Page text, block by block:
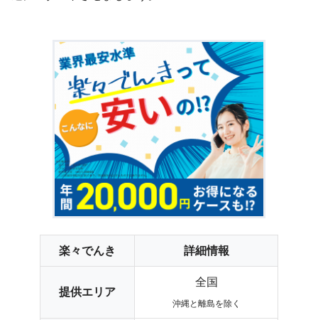
楽々でんき 詳細情報
提供エリア
全国
沖縄と離島を除く